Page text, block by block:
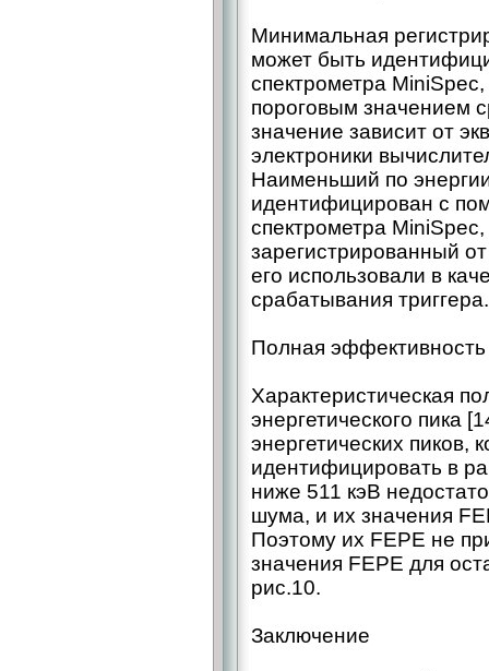
Минимальная
может быть
спектрометра
пороговым значением
значение зависит от
электроники
Наименьший по
идентифицирован с
спектрометра
зарегистрированный
его использовали в
срабатывания триггера.
Полная эффективность
Характеристическая
энергетического пика
энергетических пиков,
идентифицировать в
ниже 511 кэВ
шума, и их значения
Поэтому их FEPE не
значения FEPE для
рис.10.
Заключение